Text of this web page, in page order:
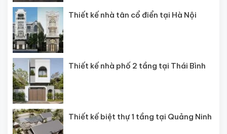
Thiết kế nhà tân cổ điển tại Hà Nội
Thiết kế nhà phố 2 tầng tại Thái Bình
Thiết kế biệt thự 1 tầng tại Quảng Ninh